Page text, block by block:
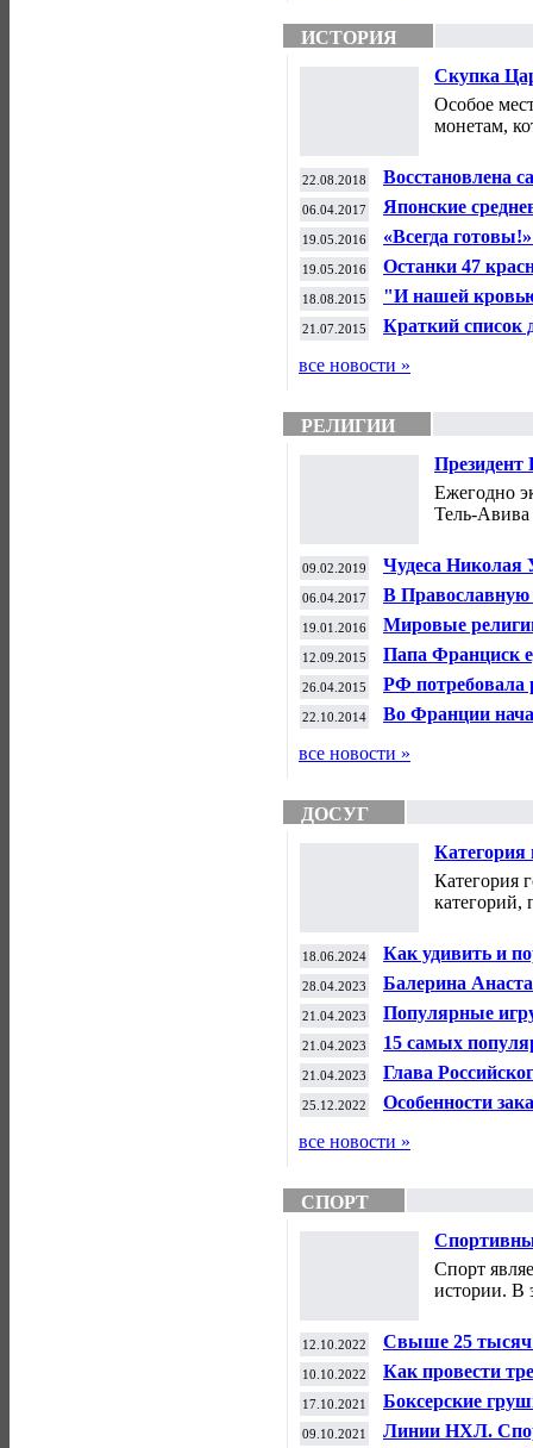
ИСТОРИЯ
Скупка
история.
Особое
монетам,
22.08.2018
Восстановлена
Великие
06.04.2017
Японские
мегавспышках
19.05.2016
«Всегда
история.
19.05.2016
Останки 47
Отечественная
18.08.2015
"И нашей
мир...". Великая
21.07.2015
Краткий список
все новости »
РЕЛИГИИ
Ежегодно
Тель-Авива
09.02.2019 Чудеса Николая
06.04.2017
В
Евангелий.
19.01.2016 Мировые
12.09.2015
Папа Франциск
Католицизм.
26.04.2015
РФ потребовала
храм в
22.10.2014
Во Франции
все новости »
ДОСУГ
Категория
положена.
Категория
категорий,
18.06.2024
Как удивить и
женщина.
28.04.2023
Балерина
женщина.
21.04.2023
Популярные
- женщина.
21.04.2023
15 самых
и элегантные. Я
21.04.2023
Глава
граждан РФ о
25.12.2022
Особенности
все новости »
СПОРТ
Спорт
истории. В
12.10.2022
Свыше 25 тысяч
спортивных
10.10.2022
Как провести
Спорт.
17.10.2021 Боксерские
09.10.2021 Линии НХЛ.